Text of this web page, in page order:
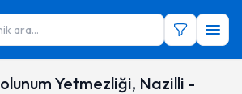
ara...
Yetmezliği, Nazilli -